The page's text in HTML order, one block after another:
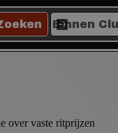
over vaste ritprijzen